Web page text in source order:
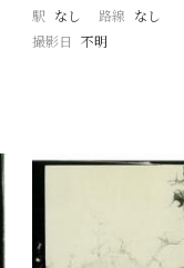
駅 なし 路線 なし
撮影日 不明